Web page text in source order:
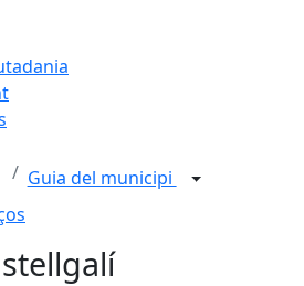
Guia del municipi